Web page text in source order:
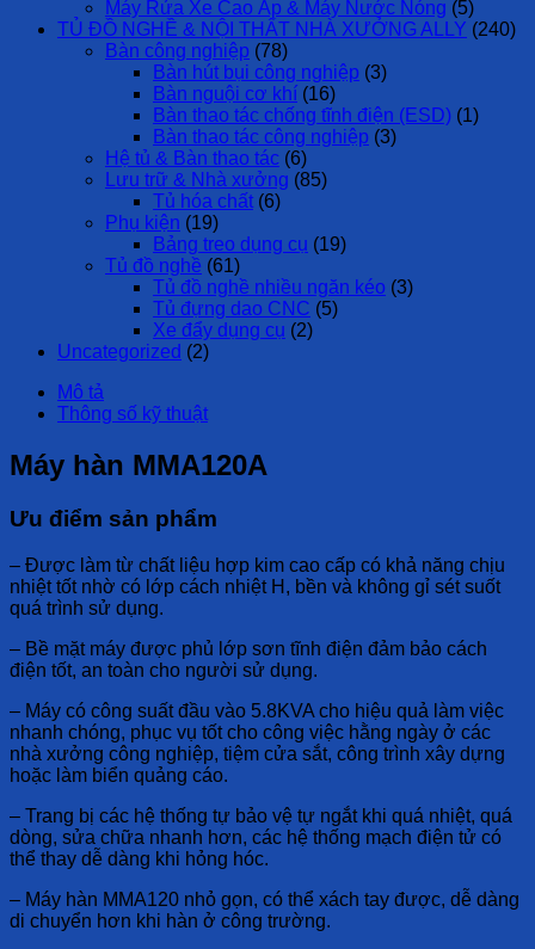
Máy Rửa Xe Cao Áp & Máy Nước Nóng (5)
TỦ ĐỒ NGHỀ & NỘI THẤT NHÀ XƯỞNG ALLY (240)
Bàn công nghiệp (78)
Bàn hút bụi công nghiệp (3)
Bàn nguội cơ khí (16)
Bàn thao tác chống tĩnh điện (ESD) (1)
Bàn thao tác công nghiệp (3)
Hệ tủ & Bàn thao tác (6)
Lưu trữ & Nhà xưởng (85)
Tủ hóa chất (6)
Phụ kiện (19)
Bảng treo dụng cụ (19)
Tủ đồ nghề (61)
Tủ đồ nghề nhiều ngăn kéo (3)
Tủ đựng dao CNC (5)
Xe đẩy dụng cụ (2)
Uncategorized (2)
Mô tả
Thông số kỹ thuật
Máy hàn MMA120A
Ưu điểm sản phẩm
– Được làm từ chất liệu hợp kim cao cấp có khả năng chịu
nhiệt tốt nhờ có lớp cách nhiệt H, bền và không gỉ sét suốt
quá trình sử dụng.
– Bề mặt máy được phủ lớp sơn tĩnh điện đảm bảo cách
điện tốt, an toàn cho người sử dụng.
– Máy có công suất đầu vào 5.8KVA cho hiệu quả làm việc
nhanh chóng, phục vụ tốt cho công việc hằng ngày ở các
nhà xưởng công nghiệp, tiệm cửa sắt, công trình xây dựng
hoặc làm biển quảng cáo.
– Trang bị các hệ thống tự bảo vệ tự ngắt khi quá nhiệt, quá
dòng, sửa chữa nhanh hơn, các hệ thống mạch điện tử có
thể thay dễ dàng khi hỏng hóc.
– Máy hàn MMA120 nhỏ gọn, có thể xách tay được, dễ dàng
di chuyển hơn khi hàn ở công trường.